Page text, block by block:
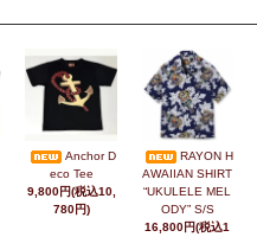
Anchor D
eco Tee
9,800円(税込10,
780円)
RAYON H
AWAIIAN SHIRT
“UKULELE MEL
ODY” S/S
16,800円(税込1